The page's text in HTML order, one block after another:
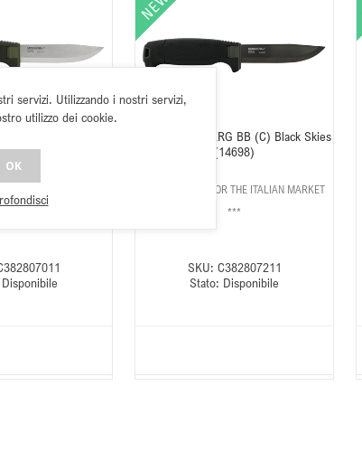
Disponibile
Morakniv AMBERG BB (C) Black Skies
(14698)
*** RESERVED FOR THE ITALIAN MARKET
***
SKU: C382807211
Stato: Disponibile
servizi. Utilizzando i nostri servizi,
utilizzo dei cookie.
OK